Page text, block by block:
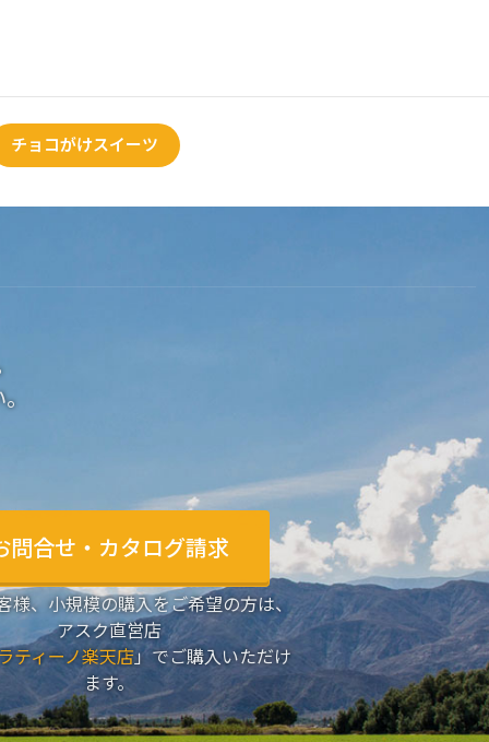
チョコがけスイーツ
問合せ・カタログ請求
様、小規模の購入をご希望の方は、
アスク直営店
ティーノ楽天店」でご購入いただけ
ます。